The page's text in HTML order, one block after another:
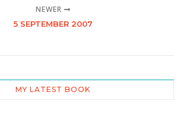
NEWER
5 SEPTEMBER 2007
MY LATEST BOOK